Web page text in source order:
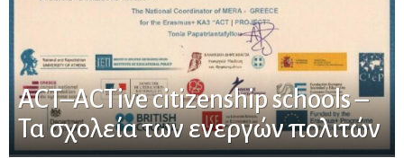
ACT–ACTive citizenship schools –
Τα σχολεία των ενεργών πολιτών